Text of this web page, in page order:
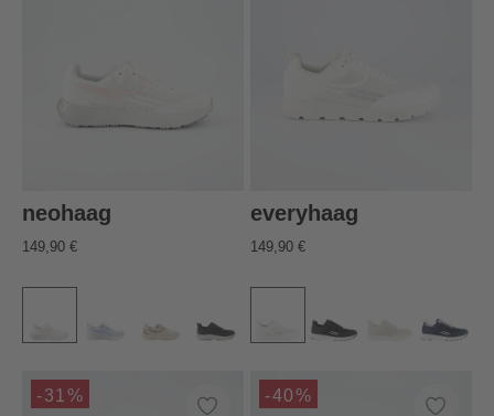
neohaag
149,90 €
everyhaag
149,90 €
-31% -40%